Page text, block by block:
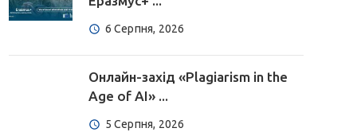
6 Серпня, 2026
Онлайн-захід «Plagiarism in the
Age of AI» ...
5 Серпня, 2026